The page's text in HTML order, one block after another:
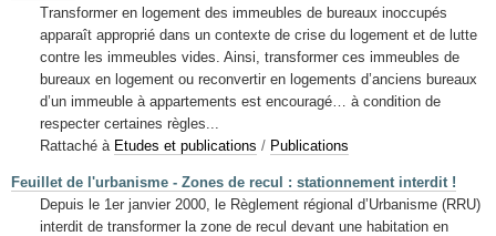
Transformer en logement des immeubles de bureaux inoccupés
apparaît approprié dans un contexte de crise du logement et de lutte
contre les immeubles vides. Ainsi, transformer ces immeubles de
bureaux en logement ou reconvertir en logements d’anciens bureaux
d’un immeuble à appartements est encouragé… à condition de
respecter certaines règles...
Rattaché à Etudes et publications / Publications
Feuillet de l'urbanisme - Zones de recul : stationnement interdit !
Depuis le 1er janvier 2000, le Règlement régional d’Urbanisme (RRU)
interdit de transformer la zone de recul devant une habitation en